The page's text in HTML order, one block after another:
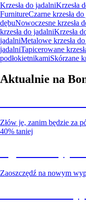
Krzesła do jadalniKrzesła
FurnitureCzarne krzesła
dębuNowoczesne krzesła
krzesła do jadalniKrzesła
jadalniMetalowe krzesła
jadalniTapicerowane
podłokietnikamiSkórzane
Aktualnie na
Złów je, zanim będzie za
40% taniej
Zaoszczędź na nowym